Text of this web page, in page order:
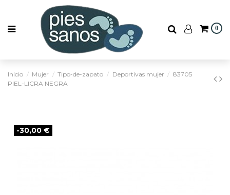
0
Inicio Mujer Tipo-de-zapato Deportivas mujer
83705
PIEL-LICRA NEGRA
-30,00 €